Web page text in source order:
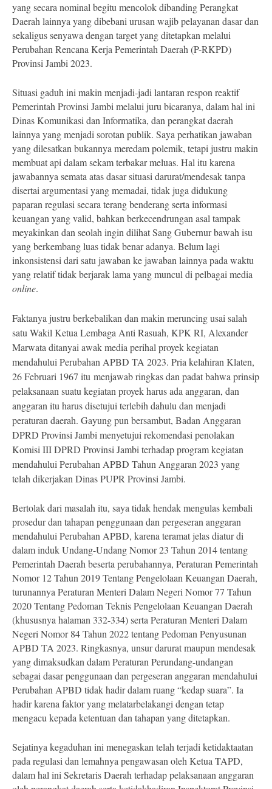
yang secara nominal begitu mencolok dibanding Perangkat
Daerah lainnya yang dibebani urusan wajib pelayanan dasar dan
sekaligus senyawa dengan target yang ditetapkan melalui
Perubahan Rencana Kerja Pemerintah Daerah (P-RKPD)
Provinsi Jambi 2023.
Situasi gaduh ini makin menjadi-jadi lantaran respon reaktif
Pemerintah Provinsi Jambi melalui juru bicaranya, dalam hal ini
Dinas Komunikasi dan Informatika, dan perangkat daerah
lainnya yang menjadi sorotan publik. Saya perhatikan jawaban
yang dilesatkan bukannya meredam polemik, tetapi justru makin
membuat api dalam sekam terbakar meluas. Hal itu karena
jawabannya semata atas dasar situasi darurat/mendesak tanpa
disertai argumentasi yang memadai, tidak juga didukung
paparan regulasi secara terang benderang serta informasi
keuangan yang valid, bahkan berkecendrungan asal tampak
meyakinkan dan seolah ingin dilihat Sang Gubernur bawah isu
yang berkembang luas tidak benar adanya. Belum lagi
inkonsistensi dari satu jawaban ke jawaban lainnya pada waktu
yang relatif tidak berjarak lama yang muncul di pelbagai media
online.
Faktanya justru berkebalikan dan makin meruncing usai salah
satu Wakil Ketua Lembaga Anti Rasuah, KPK RI, Alexander
Marwata ditanyai awak media perihal proyek kegiatan
mendahului Perubahan APBD TA 2023. Pria kelahiran Klaten,
26 Februari 1967 itu menjawab ringkas dan padat bahwa prinsip
pelaksanaan suatu kegiatan proyek harus ada anggaran, dan
anggaran itu harus disetujui terlebih dahulu dan menjadi
peraturan daerah. Gayung pun bersambut, Badan Anggaran
DPRD Provinsi Jambi menyetujui rekomendasi penolakan
Komisi III DPRD Provinsi Jambi terhadap program kegiatan
mendahului Perubahan APBD Tahun Anggaran 2023 yang
telah dikerjakan Dinas PUPR Provinsi Jambi.
Bertolak dari masalah itu, saya tidak hendak mengulas kembali
prosedur dan tahapan penggunaan dan pergeseran anggaran
mendahului Perubahan APBD, karena teramat jelas diatur di
dalam induk Undang-Undang Nomor 23 Tahun 2014 tentang
Pemerintah Daerah beserta perubahannya, Peraturan Pemerintah
Nomor 12 Tahun 2019 Tentang Pengelolaan Keuangan Daerah,
turunannya Peraturan Menteri Dalam Negeri Nomor 77 Tahun
2020 Tentang Pedoman Teknis Pengelolaan Keuangan Daerah
(khususnya halaman 332-334) serta Peraturan Menteri Dalam
Negeri Nomor 84 Tahun 2022 tentang Pedoman Penyusunan
APBD TA 2023. Ringkasnya, unsur darurat maupun mendesak
yang dimaksudkan dalam Peraturan Perundang-undangan
sebagai dasar penggunaan dan pergeseran anggaran mendahului
Perubahan APBD tidak hadir dalam ruang “kedap suara”. Ia
hadir karena faktor yang melatarbelakangi dengan tetap
mengacu kepada ketentuan dan tahapan yang ditetapkan.
Sejatinya kegaduhan ini menegaskan telah terjadi ketidaktaatan
pada regulasi dan lemahnya pengawasan oleh Ketua TAPD,
dalam hal ini Sekretaris Daerah terhadap pelaksanaan anggaran